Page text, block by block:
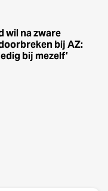
wil na zware
bij AZ:
bij mezelf’